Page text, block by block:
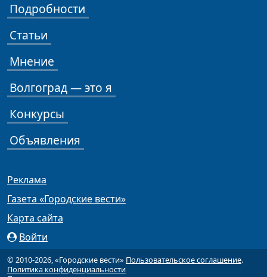
Подробности
Статьи
Мнение
Волгоград — это я
Конкурсы
Объявления
Реклама
Газета «Городские вести»
Карта сайта
Войти
© 2010-2026, «Городские вести» Пользовательское соглашение.
Политика конфиденциальности